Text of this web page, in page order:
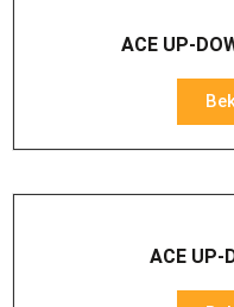
ACE UP-
ACE UP-